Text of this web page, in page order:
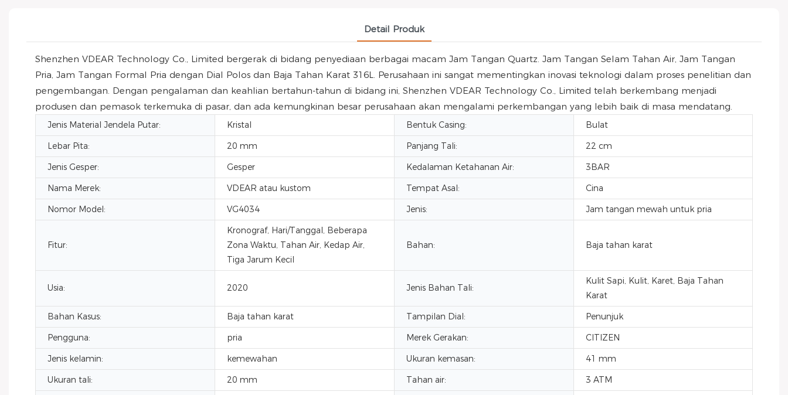
Detail Produk
Shenzhen VDEAR Technology Co., Limited bergerak di bidang penyediaan berbagai macam Jam Tangan Quartz. Jam Tangan Selam Tahan Air, Jam Tangan
Pria, Jam Tangan Formal Pria dengan Dial Polos dan Baja Tahan Karat 316L. Perusahaan ini sangat mementingkan inovasi teknologi dalam proses penelitian dan
pengembangan. Dengan pengalaman dan keahlian bertahun-tahun di bidang ini, Shenzhen VDEAR Technology Co., Limited telah berkembang menjadi
produsen dan pemasok terkemuka di pasar, dan ada kemungkinan besar perusahaan akan mengalami perkembangan yang lebih baik di masa mendatang.
Jenis Material Jendela Putar: Kristal Bentuk Casing:
Bulat
Lebar Pita:
20 mm Panjang Tali:
22 cm
Jenis Gesper:
Gesper Kedalaman Ketahanan Air:
3BAR
Nama Merek:
VDEAR atau kustom Tempat Asal:
Cina
Nomor Model:
VG4034 Jenis: Jam tangan mewah untuk pria
Fitur:
Kronograf, Hari/Tanggal, Beberapa
Zona Waktu, Tahan Air, Kedap Air,
Tiga Jarum Kecil
Bahan: Baja tahan karat
Usia: 2020 Jenis Bahan Tali:
Kulit Sapi, Kulit, Karet, Baja Tahan
Karat
Bahan Kasus:
Baja tahan karat Tampilan Dial:
Penunjuk
Pengguna:
pria Merek Gerakan:
CITIZEN
Jenis kelamin:
kemewahan Ukuran kemasan:
41 mm
Ukuran tali:
20 mm Tahan air:
3 ATM